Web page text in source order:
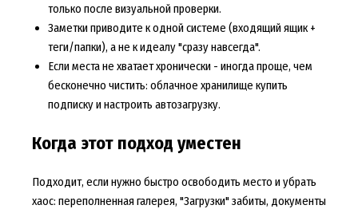
только после визуальной проверки.
Заметки приводите к одной системе (входящий ящик +
теги/папки), а не к идеалу "сразу навсегда".
Если места не хватает хронически - иногда проще, чем
бесконечно чистить: облачное хранилище купить
подписку и настроить автозагрузку.
Когда этот подход уместен
Подходит, если нужно быстро освободить место и убрать
хаос: переполненная галерея, "Загрузки" забиты, документы